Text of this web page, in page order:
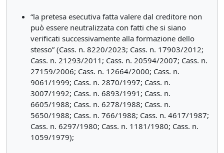
“la pretesa esecutiva fatta valere dal creditore non
può essere neutralizzata con fatti che si siano
verificati successivamente alla formazione dello
stesso” (Cass. n. 8220/2023; Cass. n. 17903/2012;
Cass. n. 21293/2011; Cass. n. 20594/2007; Cass. n.
27159/2006; Cass. n. 12664/2000; Cass. n.
9061/1999; Cass. n. 2870/1997; Cass. n.
3007/1992; Cass. n. 6893/1991; Cass. n.
6605/1988; Cass. n. 6278/1988; Cass. n.
5650/1988; Cass. n. 766/1988; Cass. n. 4617/1987;
Cass. n. 6297/1980; Cass. n. 1181/1980; Cass. n.
1059/1979);